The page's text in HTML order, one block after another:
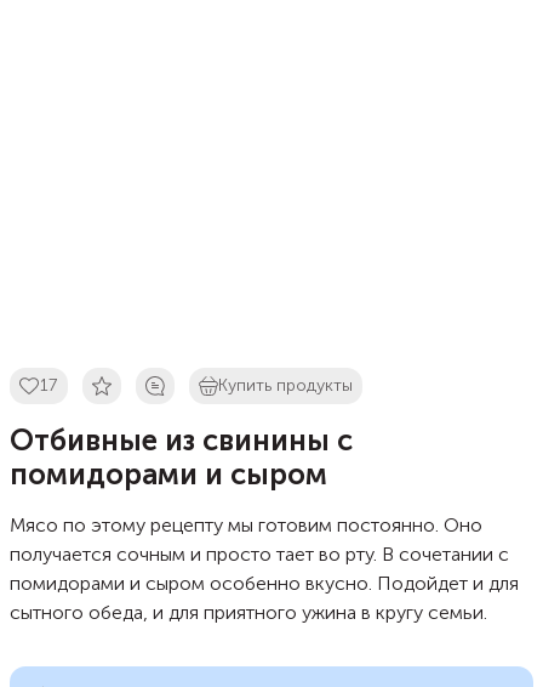
17 Купить продукты
Отбивные из свинины с
помидорами и сыром
Мясо по этому рецепту мы готовим постоянно. Оно
получается сочным и просто тает во рту. В сочетании с
помидорами и сыром особенно вкусно. Подойдет и для
сытного обеда, и для приятного ужина в кругу семьи.